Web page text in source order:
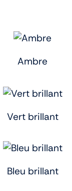
Ambre
Vert brillant
Bleu brillant